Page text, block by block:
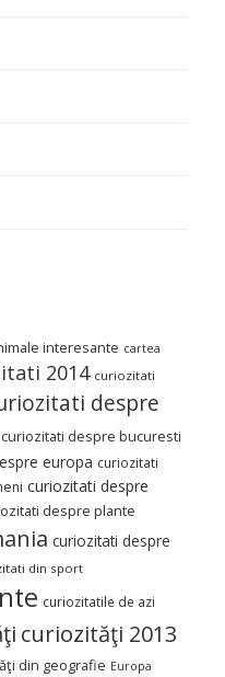
interesante cartea
2014 curiozitati
despre
curiozitati despre bucuresti
europa curiozitati
curiozitati despre
despre plante
curiozitati despre
din sport
curiozitatile de azi
curiozităţi 2013
din geografie Europa